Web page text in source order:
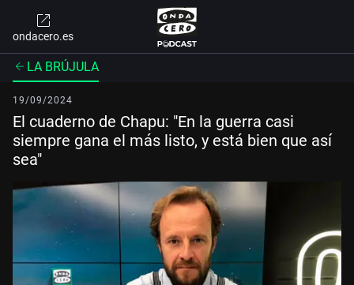
ondacero.es
LA BRÚJULA
19/09/2024
El cuaderno de Chapu: "En la guerra casi
siempre gana el más listo, y está bien que así
sea"